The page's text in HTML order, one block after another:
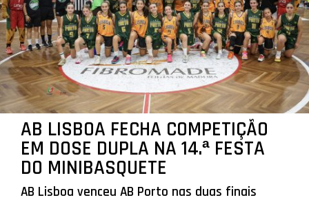
AB LISBOA FECHA COMPETIÇÃO
EM DOSE DUPLA NA 14.ª FESTA
DO MINIBASQUETE
AB Lisboa venceu AB Porto nas duas finais